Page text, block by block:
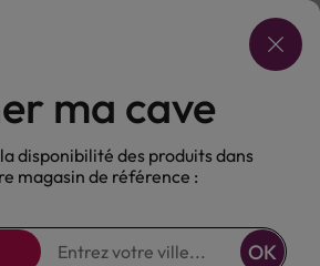
Choisir ma cave
Sans alcool
ma cave
disponibilité des produits dans
magasin de référence :
OK